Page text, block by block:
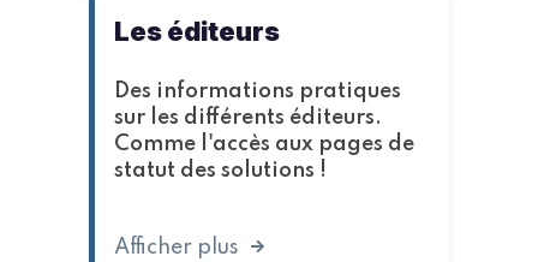
Les éditeurs
Des informations pratiques
sur les différents éditeurs.
Comme l'accès aux pages de
statut des solutions !
Afficher plus